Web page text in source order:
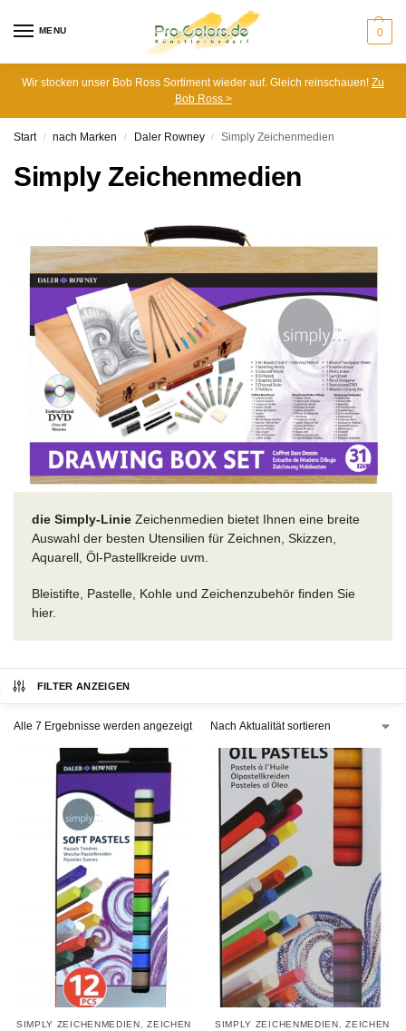
MENU 0
Wir stocken unser Bob Ross Sortiment wieder auf. Gleich reinschauen! Zu
Bob Ross >
Start / nach Marken / Daler Rowney / Simply Zeichenmedien
Simply Zeichenmedien
die Simply-Linie Zeichenmedien bietet Ihnen eine breite
Auswahl der besten Utensilien für Zeichnen, Skizzen,
Aquarell, Öl-Pastellkreide uvm.
Bleistifte, Pastelle, Kohle und Zeichenzubehör finden Sie
hier.
FILTER ANZEIGEN
Alle 7 Ergebnisse werden angezeigt
SIMPLY ZEICHENMEDIEN ,ZEICHEN
SIMPLY ZEICHENMEDIEN ,ZEICHEN